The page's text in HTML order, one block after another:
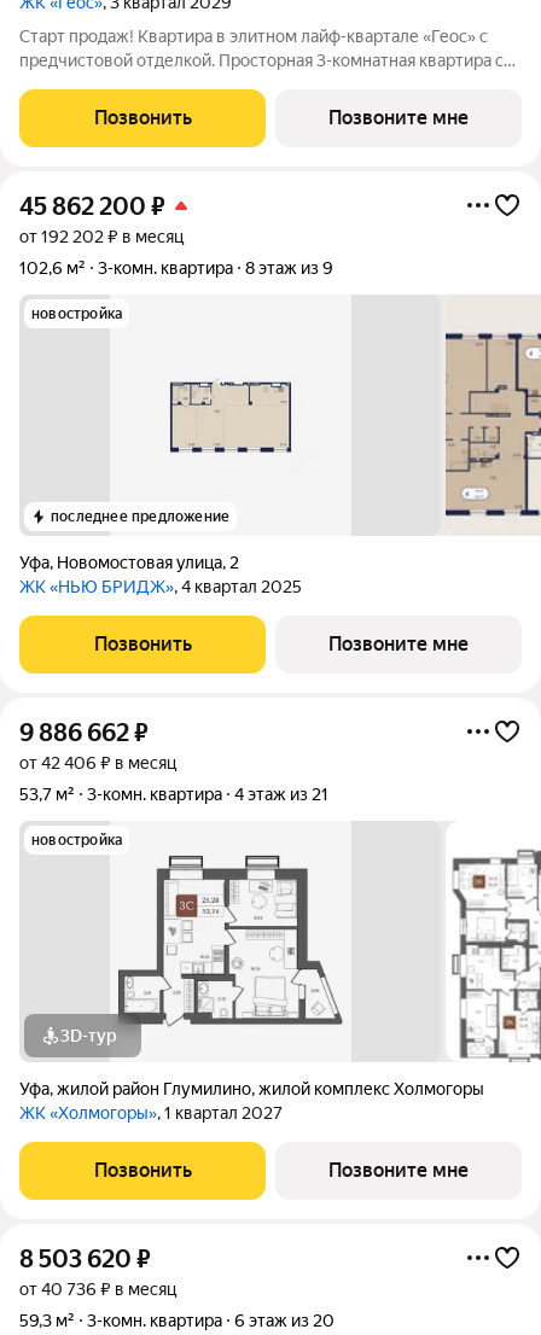
Старт продаж! Квартира в элитном лайф-квартале «Геос» с
предчистовой отделкой. Просторная 3-комнатная квартира с
Продуманные и эргономичные решения для всей семьи:
Вместительная кухня-гостиная 14,75
Позвонить Позвоните мне
45 862 200 ₽
от 192 202 ₽ в месяц
102,6 м²
3-комн. квартира 8 этаж из 9
новостройка
последнее предложение
Уфа, Новомостовая улица, 2
ЖК «НЬЮ БРИДЖ», 4 квартал 2025
Позвонить Позвоните мне
9 886 662₽
от 42 406 ₽ в месяц
53,7 м²
3-комн. квартира 4 этаж из 21
новостройка
3D-тур
Уфа,жилой район Глумилино,жилой комплекс Холмогоры
ЖК «Холмогоры», 1 квартал 2027
Позвонить Позвоните мне
8 503 620 ₽
от 40 736 ₽ в месяц
59,3 м²
3-комн. квартира 6 этаж из 20